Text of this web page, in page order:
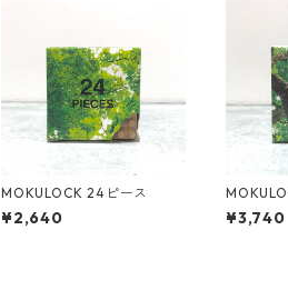
MOKULOCK 24ピース
¥2,640 ¥3,740